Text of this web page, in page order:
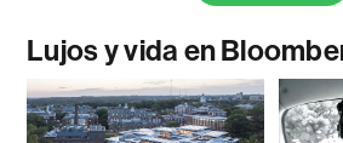
Lujos y vida en